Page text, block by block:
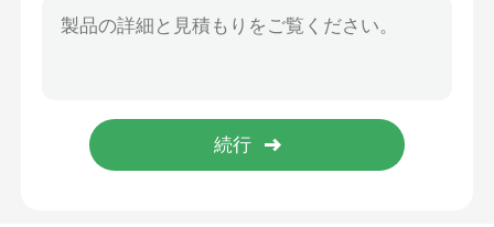
モネル合金 400